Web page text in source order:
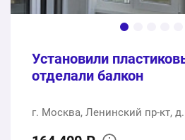
Общая стоимость:
Установили
отделали балкон
г. Москва, Ленинский пр-кт,